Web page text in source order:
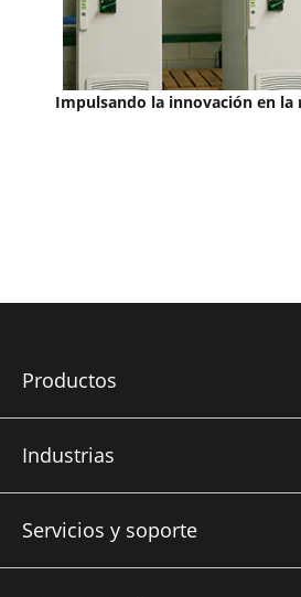
Impulsando la innovación en la
Productos
Industrias
Servicios y soporte